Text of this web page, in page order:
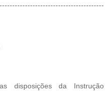
disposições da Instrução